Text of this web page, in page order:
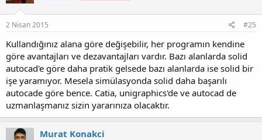
2 Nisan 2015 #25
Kullandığınız alana göre değişebilir, her programın kendine
göre avantajları ve dezavantajları vardır. Bazı alanlarda solid
autocad'e göre daha pratik gelsede bazı alanlarda ise solid bir
işe yaramıyor. Mesela simülasyonda solid daha başarılı
autocade göre bence. Catia, unigraphics'de ve autocad de
uzmanlaşmanız sizin yararınıza olacaktır.
Murat Konakci